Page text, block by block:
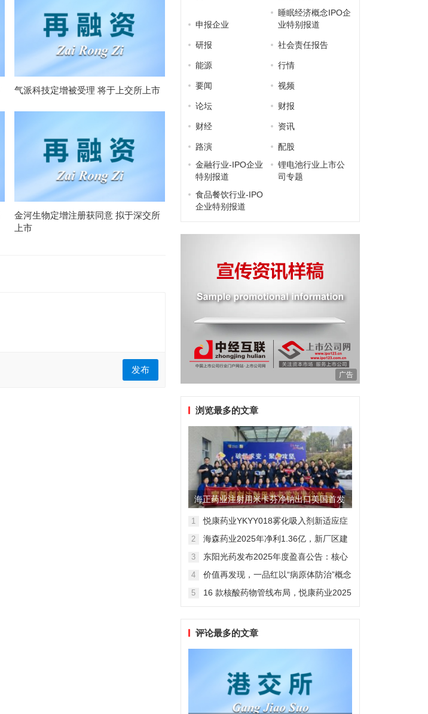
气派科技定增被受理 将于上交所上市
金河生物定增注册获同意 拟于深交所
上市
发布
申报企业
睡眠经济概念IPO企
业特别报道
研报 社会责任报告
能源 行情
要闻 视频
论坛 财报
财经 资讯
路演
配股
金融行业-IPO企业
特别报道
锂电池行业上市公
司专题
食品餐饮行业-IPO
企业特别报道
广告
浏览最多的文章
海正药业注射用米卡芬净钠出口美国首发
制剂全球化迈出关键一步
1
悦康药业YKYY018雾化吸入剂新适应症
感染防治
2
海森药业2025年净利1.36亿，新厂区建
3
东阳光药发布2025年度盈喜公告：核心
维度
4
价值再发现，一品红以“病原体防治”概念
5
16 款核酸药物管线布局，悦康药业2025
评论最多的文章